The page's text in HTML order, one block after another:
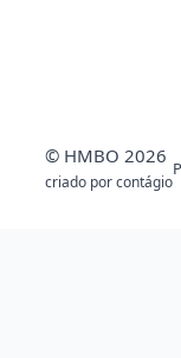
© HMBO 2026
criado por contágio